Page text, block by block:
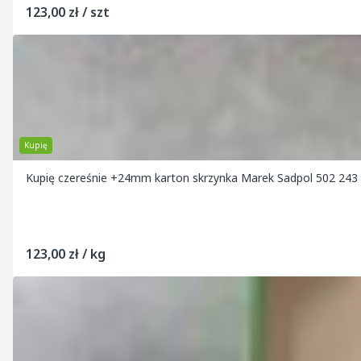
123,00 zł / szt
Kupię
Kupię czereśnie +24mm karton skrzynka Marek Sadpol 502 243
123,00 zł / kg